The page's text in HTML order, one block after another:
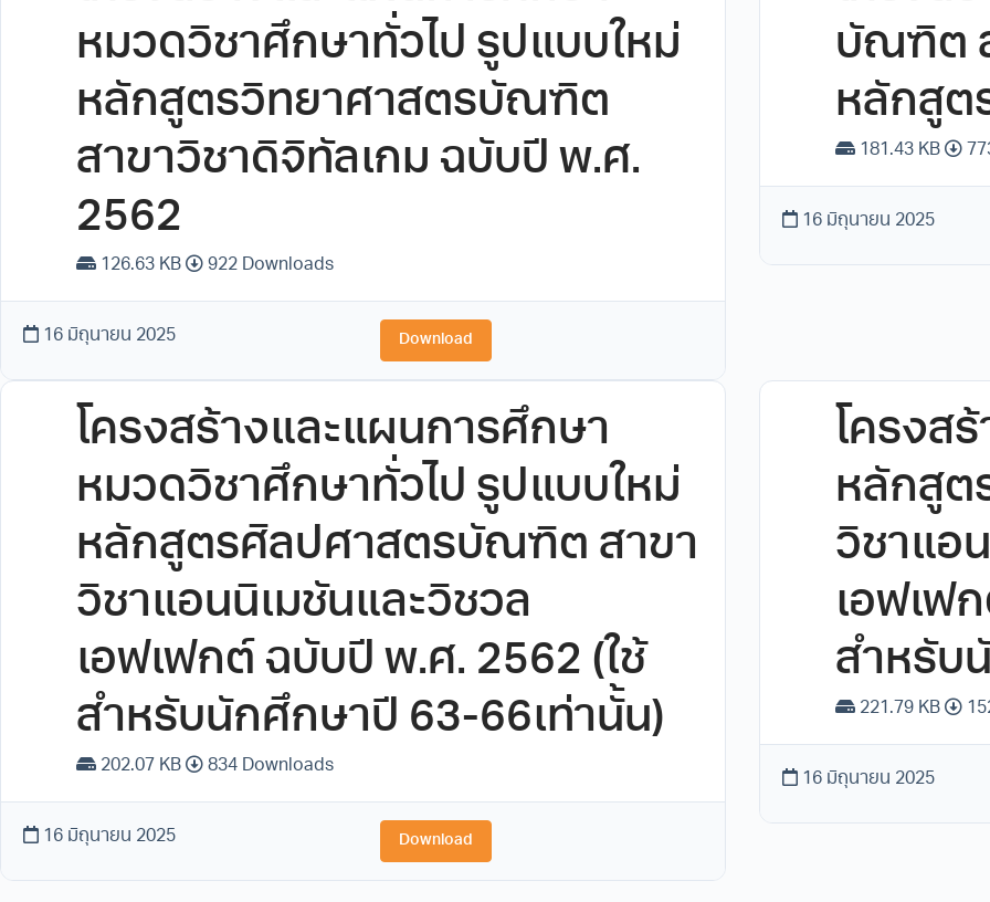
หมวดวิชาศึกษาทั่วไป รูปแบบใหม่
หลักสูตรวิทยาศาสตรบัณฑิต
สาขาวิชาดิจิทัลเกม ฉบับปี พ.ศ.
2562
126.63 KB 922 Downloads
16 มิถุนายน 2025 Download
บัณฑิต
หลักสูต
181.43 KB
16 มิถุนายน 2025
โครงสร้างและแผนการศึกษา
หมวดวิชาศึกษาทั่วไป รูปแบบใหม่
หลักสูตรศิลปศาสตรบัณฑิต สาขา
วิชาแอนนิเมชันและวิชวล
เอฟเฟกต์ ฉบับปี พ.ศ. 2562 (ใช้
สําหรับนักศึกษาปี 63-66เท่านั้น)
202.07 KB 834 Downloads
16 มิถุนายน 2025 Download
โครงส
หลักสูต
วิชาแอ
เอฟเฟ
สำหรับ
221.79 KB
16 มิถุนายน 2025